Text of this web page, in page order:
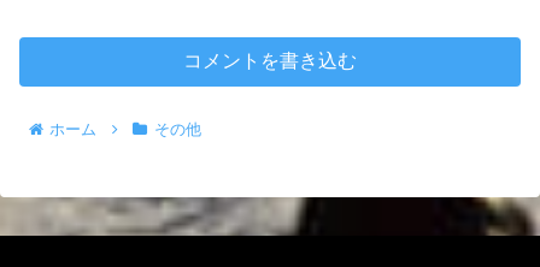
コメントを書き込む
ホーム その他